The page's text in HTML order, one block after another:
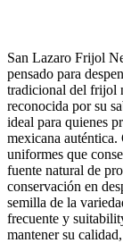
San Lazaro Frijol
pensado para
tradicional del frijol
reconocida por su
ideal para quienes
mexicana auténtica.
uniformes que
fuente natural de
conservación en
semilla de la
frecuente y
mantener su